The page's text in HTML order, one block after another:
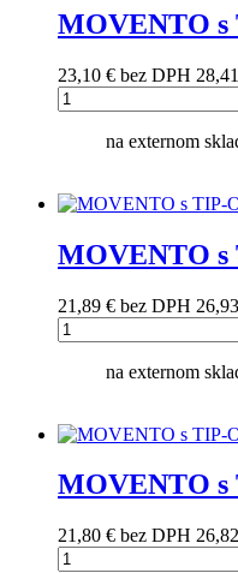
MOVENTO s
23,10 € bez DPH
na externom
MOVENTO s
21,89 € bez DPH
na externom
MOVENTO s
21,80 € bez DPH